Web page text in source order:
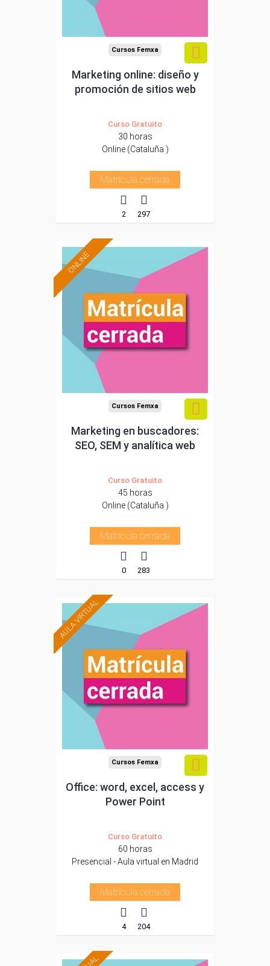
Cursos Femxa
Marketing online: diseño y
promoción de sitios web
Curso Gratuito
30 horas
Online (Cataluña )
Matrícula cerrada
2 297
ONLINE
Cursos Femxa
Marketing en buscadores:
SEO, SEM y analítica web
Curso Gratuito
45 horas
Online (Cataluña )
Matrícula cerrada
0 283
AULA VIRTUAL
Cursos Femxa
Office: word, excel, access y
Power Point
Curso Gratuito
60 horas
Presencial - Aula virtual en Madrid
Matrícula cerrada
4 204